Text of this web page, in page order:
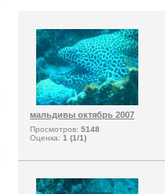
мальдивы октябрь 2007
Просмотров: 5148
Оценка: 1 (1/1)